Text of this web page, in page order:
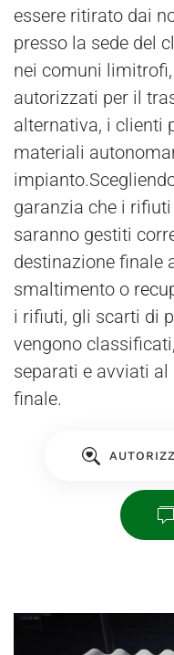
essere ritirato dai
presso la sede del
nei comuni
autorizzati per il
alternativa, i clienti
materiali
garanzia che i
saranno gestiti
destinazione finale
smaltimento o
i rifiuti, gli scarti di
vengono
separati e avviati
finale.